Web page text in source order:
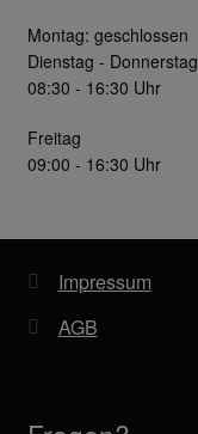
Montag: geschlossen
Dienstag - Donnerstag
08:30 - 16:30 Uhr
Freitag
09:00 - 16:30 Uhr
Impressum
AGB